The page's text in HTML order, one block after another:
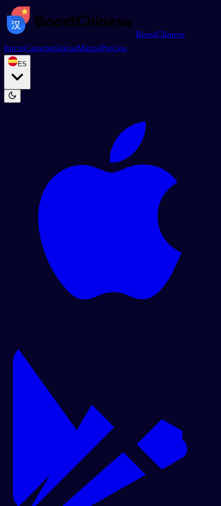
BoostChinese
InicioCaracterísticasMazosPrecios
ES